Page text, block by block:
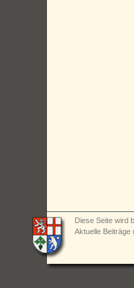
Diese Seite wird
Aktuelle